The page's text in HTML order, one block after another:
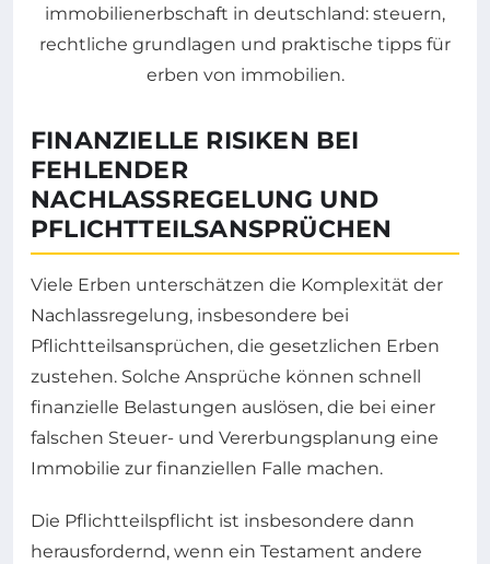
FINANZIELLE RISIKEN BEI
FEHLENDER
NACHLASSREGELUNG UND
PFLICHTTEILSANSPRÜCHEN
Viele Erben unterschätzen die Komplexität der
Nachlassregelung, insbesondere bei
Pflichtteilsansprüchen, die gesetzlichen Erben
zustehen. Solche Ansprüche können schnell
finanzielle Belastungen auslösen, die bei einer
falschen Steuer- und Vererbungsplanung eine
Immobilie zur finanziellen Falle machen.
Die Pflichtteilspflicht ist insbesondere dann
herausfordernd, wenn ein Testament andere